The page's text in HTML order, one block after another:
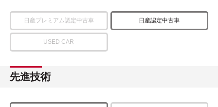
日産プレミアム認定中古車 日産認定中古車
USED CAR
先進技術